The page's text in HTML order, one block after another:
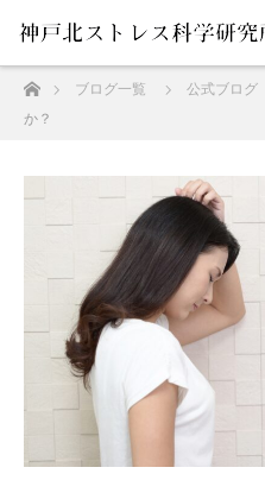
ホームブログ一覧 公式ブログ
か？